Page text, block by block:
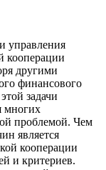
управления
кооперации
другими
финансового
задачи
многих
проблемой. Чем
является
кооперации
и критериев.